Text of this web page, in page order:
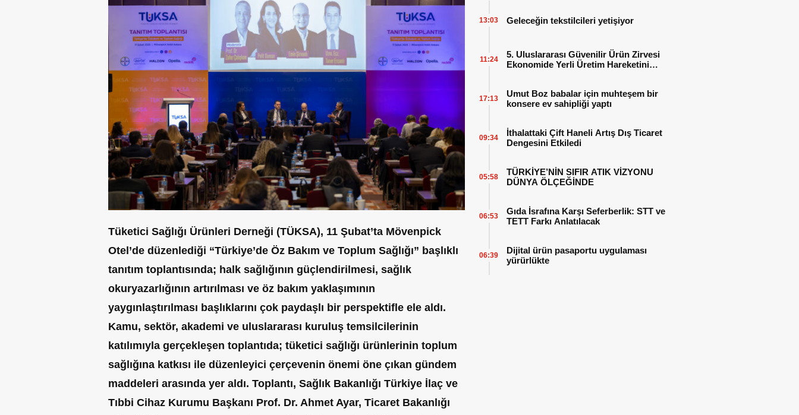
Tüketici Sağlığı Ürünleri Derneği (TÜKSA), 11 Şubat’ta Mövenpick
Otel’de düzenlediği “Türkiye’de Öz Bakım ve Toplum Sağlığı” başlıklı
tanıtım toplantısında; halk sağlığının güçlendirilmesi, sağlık
okuryazarlığının artırılması ve öz bakım yaklaşımının
yaygınlaştırılması başlıklarını çok paydaşlı bir perspektifle ele aldı.
Kamu, sektör, akademi ve uluslararası kuruluş temsilcilerinin
katılımıyla gerçekleşen toplantıda; tüketici sağlığı ürünlerinin toplum
sağlığına katkısı ile düzenleyici çerçevenin önemi öne çıkan gündem
maddeleri arasında yer aldı. Toplantı, Sağlık Bakanlığı Türkiye İlaç ve
Tıbbi Cihaz Kurumu Başkanı Prof. Dr. Ahmet Ayar, Ticaret Bakanlığı
Geleceğin tekstilcileri yetişiyor
13:03
5. Uluslararası Güvenilir Ürün Zirvesi
Ekonomide Yerli Üretim Hareketini
11:24
Umut Boz babalar için muhteşem bir
konsere ev sahipliği yaptı
17:13
İthalattaki Çift Haneli Artış Dış Ticaret
Dengesini Etkiledi
09:34
TÜRKİYE’NİN SIFIR ATIK VİZYONU
DÜNYA ÖLÇEĞİNDE
05:58
Gıda İsrafına Karşı Seferberlik: STT ve
TETT Farkı Anlatılacak
06:53
Dijital ürün pasaportu uygulaması
yürürlükte
06:39